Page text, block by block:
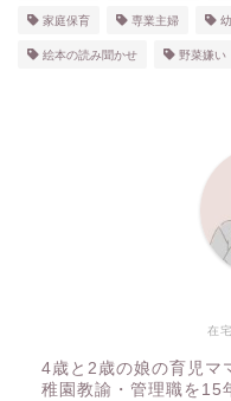
家庭保育 専業主婦
絵本の読み聞かせ 野菜嫌い
在
4歳と2歳の娘の
稚園教諭・管理職を15